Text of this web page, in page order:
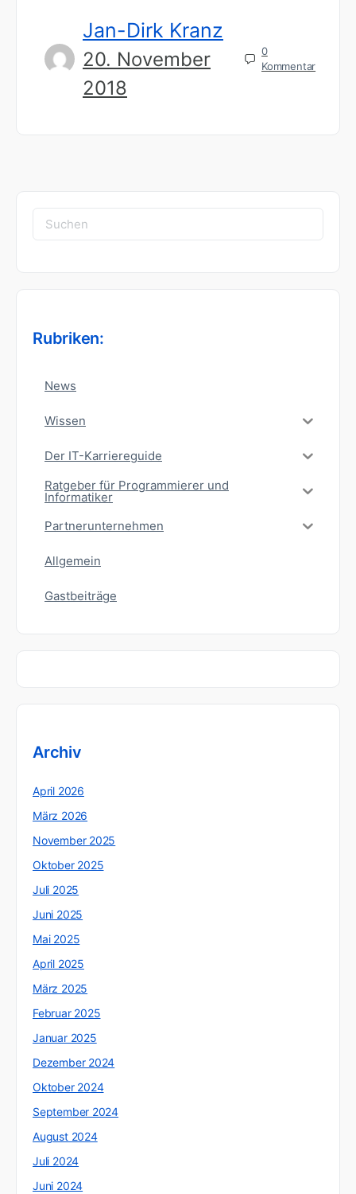
Jan-Dirk Kranz
20. November
2018
0
Kommentar
Suchen
nach:
Rubriken:
News
Wissen
Der IT-Karriereguide
Ratgeber für Programmierer und
Informatiker
Partnerunternehmen
Allgemein
Gastbeiträge
Archiv
April 2026
März 2026
November 2025
Oktober 2025
Juli 2025
Juni 2025
Mai 2025
April 2025
März 2025
Februar 2025
Januar 2025
Dezember 2024
Oktober 2024
September 2024
August 2024
Juli 2024
Juni 2024